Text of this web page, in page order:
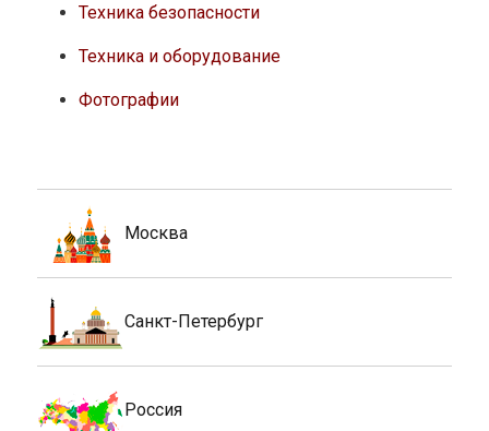
Техника безопасности
Техника и оборудование
Фотографии
Москва
Санкт-Петербург
Россия